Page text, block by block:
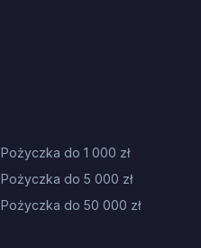
Pożyczka do 1 000 zł
Pożyczka do 5 000 zł
Pożyczka do 50 000 zł